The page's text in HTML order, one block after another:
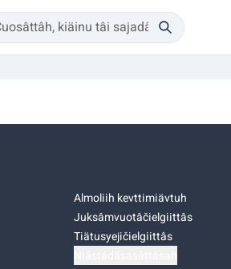
Almoliih kevttimiävtuh
Juksâmvuotâčielgiittâs
Tiätusyejičielgiittâs